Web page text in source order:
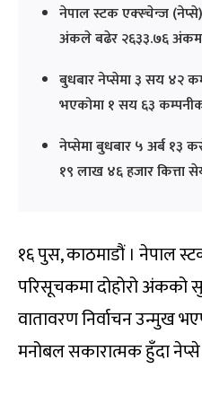
नेपाल स्टक एक्स्चेन्ज
अंकले बढेर २६३३.७६
बुधबार नेप्सेमा ३ सय ४२
भएकोमा १ सय ६३
नेप्सेमा बुधबार ५ अर्ब १३
१९ लाख ४६ हजार कित्ता
१६ पुस, काठमाडौं । नेपाल
परिसूचकमा दोहोरो अंकको
वातावरण निर्वाचन उन्मुख
मनोबल सकारात्मक हुँदा